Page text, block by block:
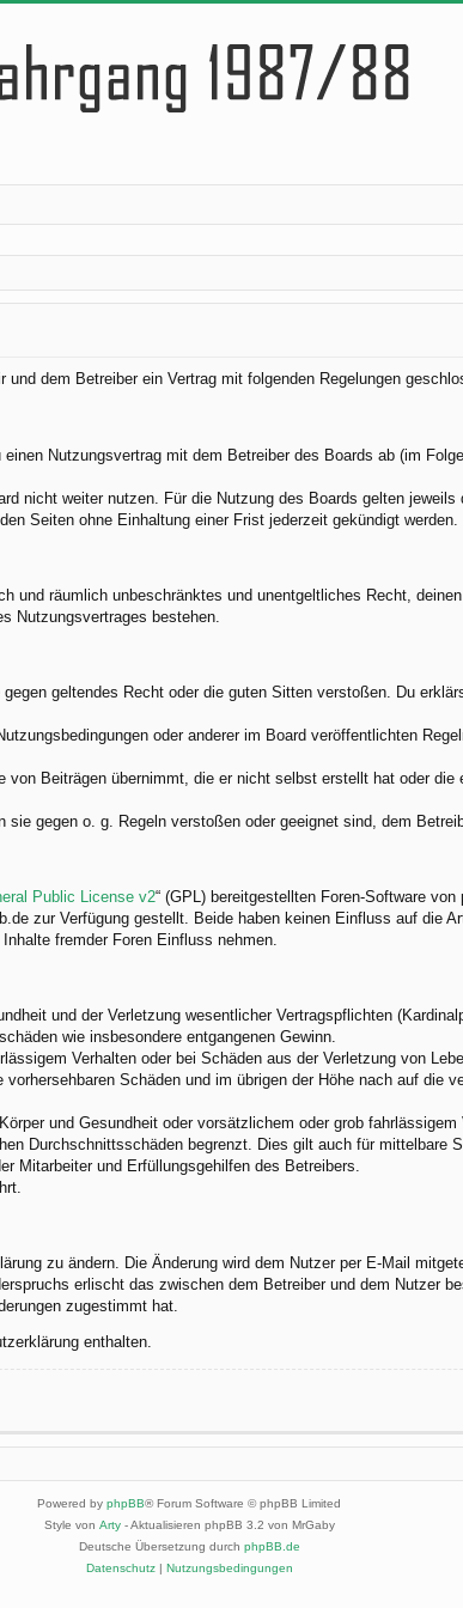
und dem Betreiber ein Vertrag mit folgenden Regelungen
Nutzungsvertrag mit dem Betreiber des Boards ab (im
nicht weiter nutzen. Für die Nutzung des Boards gelten jeweils
Seiten ohne Einhaltung einer Frist jederzeit gekündigt werden.
räumlich unbeschränktes und unentgeltliches Recht,
Nutzungsvertrages bestehen.
geltendes Recht oder die guten Sitten verstoßen. Du
oder anderer im Board veröffentlichten
Beiträgen übernimmt, die er nicht selbst erstellt hat oder
gegen o. g. Regeln verstoßen oder geeignet sind, dem
Public License v2“ (GPL) bereitgestellten Foren-Software
zur Verfügung gestellt. Beide haben keinen Einfluss auf die
fremder Foren Einfluss nehmen.
und der Verletzung wesentlicher Vertragspflichten
wie insbesondere entgangenen Gewinn.
Verhalten oder bei Schäden aus der Verletzung von
Schäden und im übrigen der Höhe nach auf die
und Gesundheit oder vorsätzlichem oder grob
Durchschnittsschäden begrenzt. Dies gilt auch für mittelbare
Mitarbeiter und Erfüllungsgehilfen des Betreibers.
zu ändern. Die Änderung wird dem Nutzer per E-Mail
erlischt das zwischen dem Betreiber und dem Nutzer
zugestimmt hat.
enthalten.
Powered by phpBB® Forum Software © phpBB Limited
Style von Arty- Aktualisieren phpBB 3.2 von MrGaby
Deutsche Übersetzung durch phpBB.de
Datenschutz| Nutzungsbedingungen